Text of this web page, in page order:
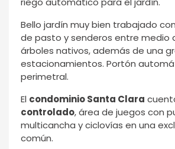
Bello jardín muy bien trabajado
de pasto y senderos entre medio
árboles nativos, además de una
estacionamientos. Portón
perimetral.
El condominio Santa Clara
controlado, área de juegos con
multicancha y ciclovías en una
común.